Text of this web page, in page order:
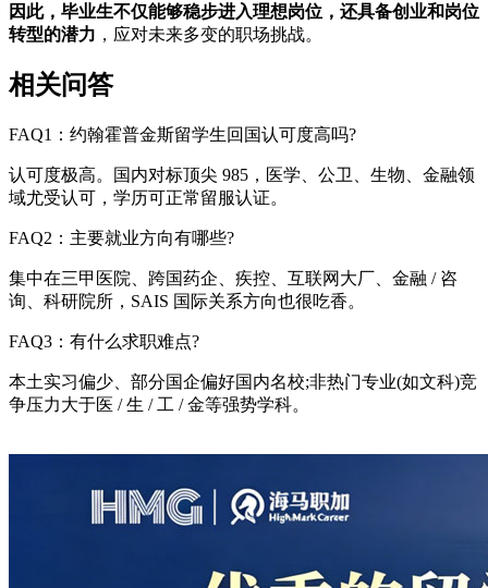
因此，毕业生不仅能够稳步进入理想岗位，还具备创业和岗位
转型的潜力 ，应对未来多变的职场挑战。
相关问答
FAQ1：约翰霍普金斯留学生回国认可度高吗?
认可度极高。国内对标顶尖 985，医学、公卫、生物、金融领
域尤受认可，学历可正常留服认证。
FAQ2：主要就业方向有哪些?
集中在三甲医院、跨国药企、疾控、互联网大厂、金融 / 咨
询、科研院所，SAIS 国际关系方向也很吃香。
FAQ3：有什么求职难点?
本土实习偏少、部分国企偏好国内名校;非热门专业(如文科)竞
争压力大于医 / 生 / 工 / 金等强势学科。